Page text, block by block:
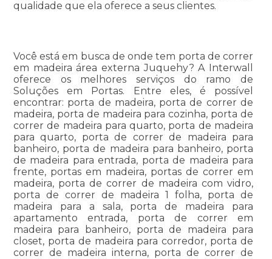
qualidade que ela oferece a seus clientes.
Você está em busca de onde tem porta de correr
em madeira área externa Juquehy? A Interwall
oferece os melhores serviços do ramo de
Soluções em Portas. Entre eles, é possível
encontrar: porta de madeira, porta de correr de
madeira, porta de madeira para cozinha, porta de
correr de madeira para quarto, porta de madeira
para quarto, porta de correr de madeira para
banheiro, porta de madeira para banheiro, porta
de madeira para entrada, porta de madeira para
frente, portas em madeira, portas de correr em
madeira, porta de correr de madeira com vidro,
porta de correr de madeira 1 folha, porta de
madeira para a sala, porta de madeira para
apartamento entrada, porta de correr em
madeira para banheiro, porta de madeira para
closet, porta de madeira para corredor, porta de
correr de madeira interna, porta de correr de